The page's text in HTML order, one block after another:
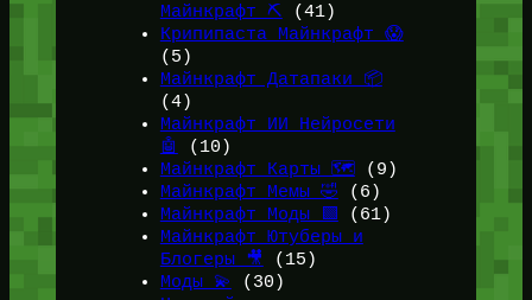
Майнкрафт ⛏️ (41)
Крипипаста Майнкрафт 😱
(5)
Майнкрафт Датапаки 📦
(4)
Майнкрафт ИИ Нейросети
🤖
(10)
Майнкрафт Карты 🗺️ (9)
Майнкрафт Мемы 🤣 (6)
Майнкрафт Моды 🟩
(61)
Майнкрафт Ютуберы и
Блогеры 🎥
(15)
Моды 💫
(30)